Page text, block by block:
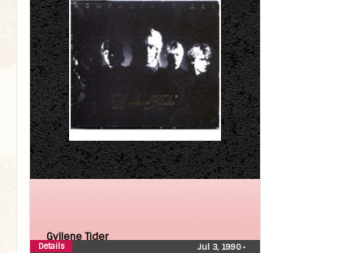
Gyllene Tider
Jul 3, 1990•
Details